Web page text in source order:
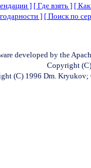
] [ Где взять ] [
] [ Поиск по
developed by the
Copyright
(C) 1996 Dm.